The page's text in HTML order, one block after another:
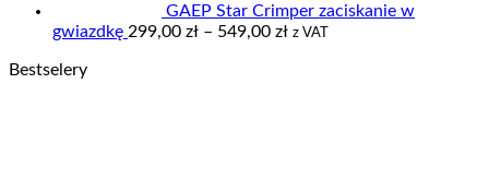
GAEP Star Crimper zaciskanie w
gwiazdkę 299,00 zł – 549,00 złZakres
z VAT
Bestselery